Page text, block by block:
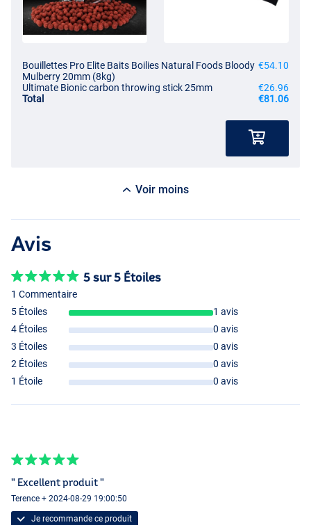
Bouillettes Pro Elite Baits Boilies Natural Foods Bloody
Mulberry 20mm (8kg)
€54.10
Ultimate Bionic carbon throwing stick 25mm
€26.96
Total
€81.06
Voir moins
Avis
5 sur 5 Étoiles
1 Commentaire
5 Étoiles
1 avis
4 Étoiles
0 avis
3 Étoiles
0 avis
2 Étoiles
0 avis
1 Étoile
0 avis
" Excellent produit "
Terence + 2024-08-29 19:00:50
Je recommande ce produit